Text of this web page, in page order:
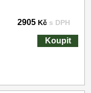
2905 Kč s DPH
Koupit